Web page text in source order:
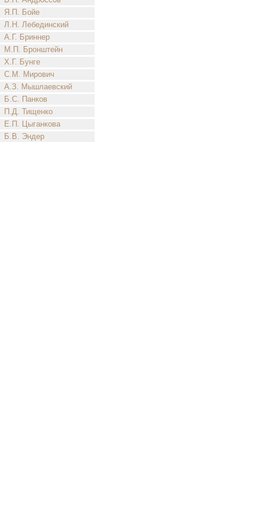
Я.П. Бойе
Л.Н. Лебединский
А.Г. Бриннер
М.П. Бронштейн
Х.Г. Бунге
С.М. Мирович
А.З. Мышлаевский
Б.С. Панков
П.Д. Тищенко
Е.П. Цыганкова
Б.В. Эндер